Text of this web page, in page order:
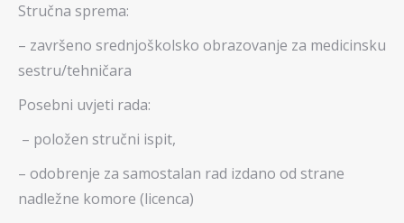
Stručna sprema:
– završeno srednjoškolsko obrazovanje za medicinsku
sestru/tehničara
Posebni uvjeti rada:
– položen stručni ispit,
– odobrenje za samostalan rad izdano od strane
nadležne komore (licenca)